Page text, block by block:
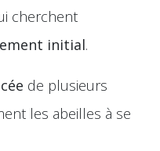
cherchent
initial.
de plusieurs
les abeilles à se